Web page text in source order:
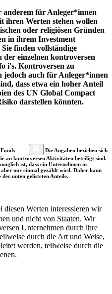
anderem für Anleger*innen
ihren Werten stehen wollen
oder religiösen Gründen
in ihrem Investment
finden vollständige
einzelnen kontroversen
i's. Kontroversen zu
jedoch auch für Anleger*innen
dass etwa ein hoher Anteil
des UN Global Compact
darstellen könnten.
Die Angaben beziehen sich
an kontroversen Aktivitäten beteiligt sind.
ist, dass ein Unternehmen in
nur einmal gezählt wird. Daher kann
der unten gelisteten Anteile.
diesen Werten interessieren wir
und nicht von Staaten. Wir
Unternehmen durch ihre
durch die Art und Weise,
werden, teilweise durch die